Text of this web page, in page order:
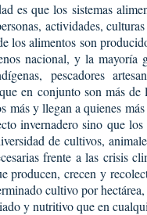
es que los sistemas
actividades,
los alimentos son
nacional, y la mayoría
pescadores
en conjunto son más
más y llegan a quienes
invernadero sino que
de cultivos,
frente a las crisis
producen, crecen y
cultivo por
y nutritivo que en